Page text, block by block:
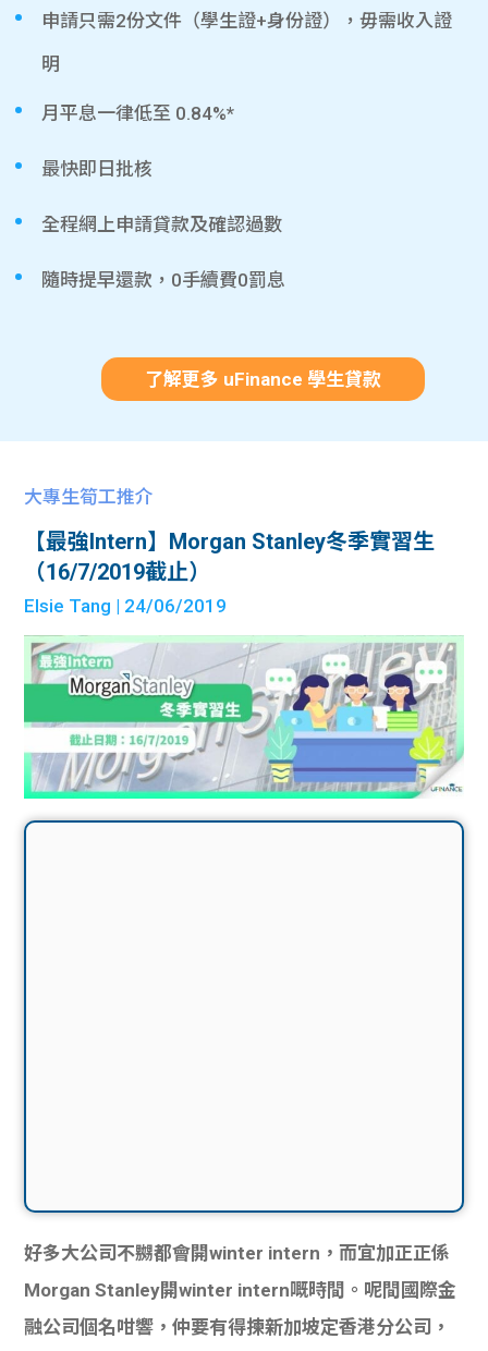
申請只需2份文件（學生證+身份證），毋需收入證
明
月平息一律低至 0.84%*
最快即日批核
全程網上申請貸款及確認過數
隨時提早還款，0手續費0罰息
了解更多 uFinance 學生貸款
大專生筍工推介
【最強Intern】Morgan Stanley冬季實習生
（16/7/2019截止）
Elsie Tang | 24/06/2019
好多大公司不嬲都會開winter intern，而宜加正正係
Morgan Stanley開winter intern嘅時間。呢間國際金
融公司個名咁響，仲要有得揀新加坡定香港分公司，